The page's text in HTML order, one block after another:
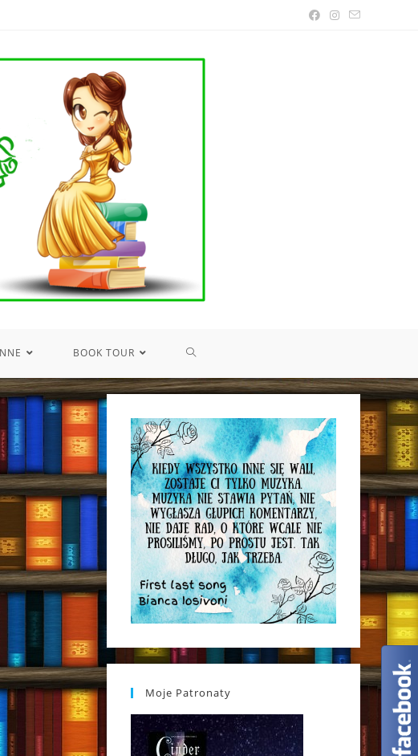
BOOK TOUR TOGGLE
SEARCH
Moje Patronaty